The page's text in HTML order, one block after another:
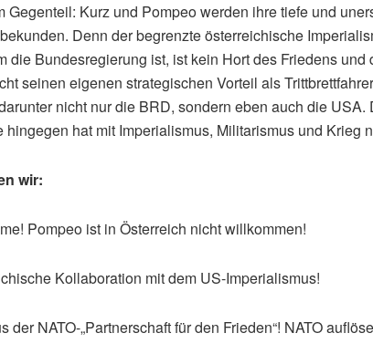
Gegenteil: Kurz und Pompeo werden ihre tiefe und
Denn der begrenzte österreichische
die Bundesregierung ist, ist kein Hort des Friedens und
seinen eigenen strategischen Vorteil als
nicht nur die BRD, sondern eben auch die USA.
hingegen hat mit Imperialismus, Militarismus und Krieg
wir:
Pompeo ist in Österreich nicht willkommen!
Kollaboration mit dem US-Imperialismus!
der NATO-„Partnerschaft für den Frieden“! NATO